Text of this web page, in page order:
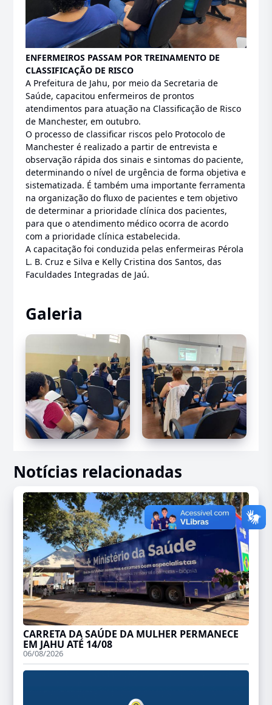
ENFERMEIROS PASSAM POR TREINAMENTO DE
CLASSIFICAÇÃO DE RISCO
A Prefeitura de Jahu, por meio da Secretaria de
Saúde, capacitou enfermeiros de prontos
atendimentos para atuação na Classificação de Risco
de Manchester, em outubro.
O processo de classificar riscos pelo Protocolo de
Manchester é realizado a partir de entrevista e
observação rápida dos sinais e sintomas do paciente,
determinando o nível de urgência de forma objetiva e
sistematizada. É também uma importante ferramenta
na organização do fluxo de pacientes e tem objetivo
de determinar a prioridade clínica dos pacientes,
para que o atendimento médico ocorra de acordo
com a prioridade clínica estabelecida.
A capacitação foi conduzida pelas enfermeiras Pérola
L. B. Cruz e Silva e Kelly Cristina dos Santos, das
Faculdades Integradas de Jaú.
Galeria
Notícias relacionadas
CARRETA DA SAÚDE DA MULHER PERMANECE
EM JAHU ATÉ 14/08
06/08/2026